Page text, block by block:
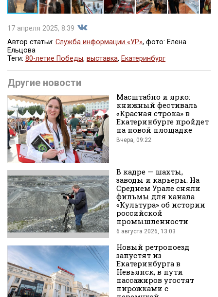
17 апреля 2025, 8:39
Поделиться
во
Вконтакте
Автор статьи: Служба информации «УР», фото: Елена
Ельцова
Теги: 80-летие Победы, выставка, Екатеринбург
Другие новости
Масштабно и ярко:
книжный фестиваль
«Красная строка» в
Екатеринбурге пройдет
на новой площадке
Вчера, 09:22
В кадре — шахты,
заводы и карьеры. На
Среднем Урале сняли
фильмы для канала
«Культура» об истории
российской
промышленности
6 августа 2026, 13:03
Новый ретропоезд
запустят из
Екатеринбурга в
Невьянск, в пути
пассажиров угостят
пирожками с